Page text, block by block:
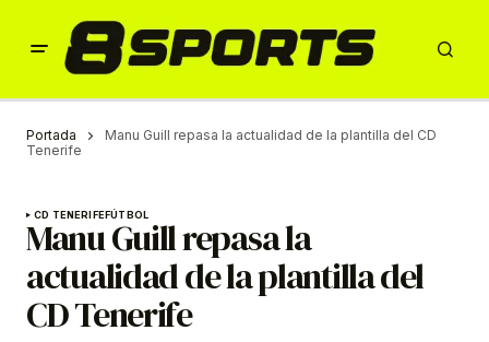
Portada
Manu Guill repasa la actualidad de la plantilla del CD
Tenerife
CD TENERIFEFÚTBOL
Manu Guill repasa la
actualidad de la plantilla del
CD Tenerife